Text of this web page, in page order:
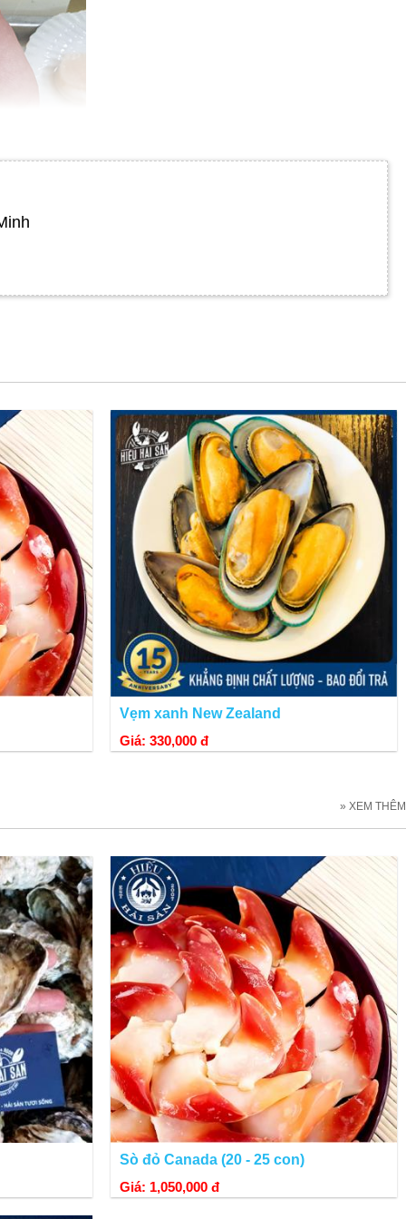
và kẽm hai chất này tăng cường sức dẻo dai cho cơ thể.
Vẹm xanh New Zealand
Giá: 330,000 đ
» XEM THÊM
Sò đỏ Canada (20 - 25 con)
Giá: 1,050,000 đ